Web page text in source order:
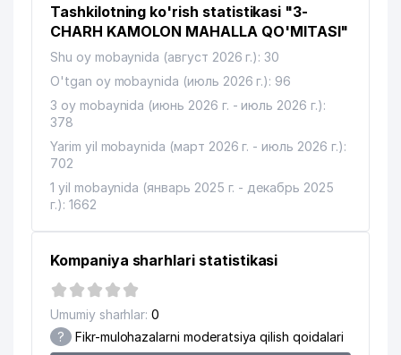
13
OZARBAYJON RESPUBLIKASI
ELChINONASI
14
ATROF MUXITNI MUHOFAZA QILISH
SOHASIDAGI FAOLIYAT
KO'RSATAYOTGAN HODIMLARINI
QAYTA TAYORLASH VA ULARNI
773 м
15
16 DEMO DEKOR MChJ
17 KASIMOV HOLDING MChJ 901 м
Tashkilotning ko'rish statistikasi "3-
CHARH KAMOLON MAHALLA QO'MITASI"
Shu oy mobaynida (август 2026 г.): 30
O'tgan oy mobaynida (июль 2026 г.): 96
3 oy mobaynida (июнь 2026 г. - июль 2026 г.):
378
Yarim yil mobaynida (март 2026 г. - июль 2026 г.):
702
1 yil mobaynida (январь 2025 г. - декабрь 2025
г.): 1662
Kompaniya sharhlari statistikasi
Umumiy sharhlar: 0
? Fikr-mulohazalarni moderatsiya qilish qoidalari